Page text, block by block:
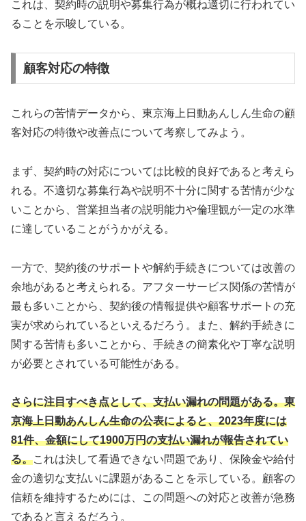
これは、契約時の説明や募集行為が概ね適切に行われてい
ることを示唆している。
顧客対応の特徴
これらの苦情データから、東京海上日動あんしん生命の顧
客対応の特徴や改善点について考察してみよう。
まず、契約時の対応については比較的良好であると考えら
れる。不適切な募集行為や説明不十分に関する苦情が少な
いことから、営業担当者の説明能力や倫理観が一定の水準
に達していることがうかがえる。
一方で、契約後のサポートや解約手続きについては改善の
余地があると考えられる。アフターサービス関係の苦情が
最も多いことから、契約後の情報提供や顧客サポートの充
実が求められているといえるだろう。また、解約手続きに
関する苦情も多いことから、手続きの簡素化や丁寧な説明
が必要とされている可能性がある。
さらに注目すべき点として、支払い漏れの問題がある。東
京海上日動あんしん生命の公表によると、2023年度には
81件、金額にして1900万円の支払い漏れが報告されてい
る。これは決して看過できない問題であり、保険金や給付
金の適切な支払いに課題があることを示している。顧客の
信頼を維持するためには、この問題への対応と改善が急務
であると言えるだろう。